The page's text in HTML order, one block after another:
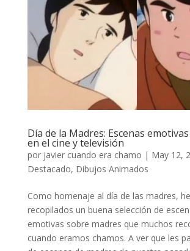
Día de la Madres: Escenas
en el cine y televisión
por javier cuando era chamo | May 12,
Destacado, Dibujos Animados
Como homenaje al día de las madres,
recopilados un buena selección de
emotivas sobre madres que muchos
cuando eramos chamos. A ver que les